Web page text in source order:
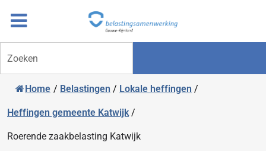
naar
inhoud
door
naar
navigatie
Zoeken
Home / Belastingen / Lokale heffingen /
Heffingen gemeente Katwijk /
Roerende zaakbelasting Katwijk